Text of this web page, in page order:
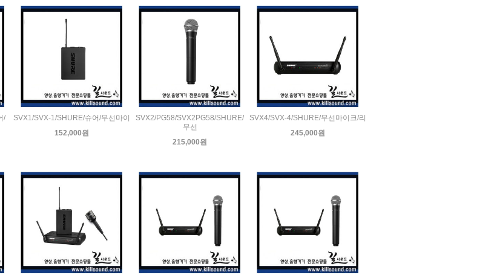
/
SVX1/SVX-1/SHURE/슈어/무선마이
152,000원
SVX2/PG58/SVX2PG58/SHURE/
무선
215,000원
SVX4/SVX-4/SHURE/무선마이크/리
245,000원